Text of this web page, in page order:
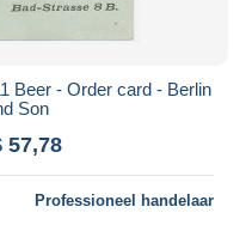
Beer - Order card - Berlin
Son
57,78
Professioneel handelaar